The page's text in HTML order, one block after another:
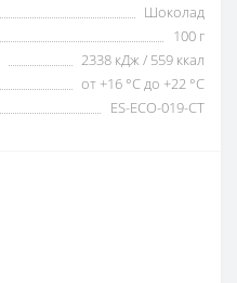
Шоколад
100 г
2338 кДж / 559 ккал
от +16 °C до +22 °C
ES-ECO-019-CT